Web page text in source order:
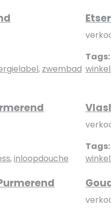
, zwembad
Tags:
winkel
,inloopdouche
Tags:
winkel